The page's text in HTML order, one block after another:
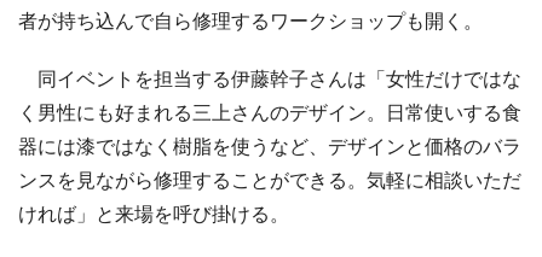
者が持ち込んで自ら修理するワークショップも開く。
同イベントを担当する伊藤幹子さんは「女性だけではな
く男性にも好まれる三上さんのデザイン。日常使いする食
器には漆ではなく樹脂を使うなど、デザインと価格のバラ
ンスを見ながら修理することができる。気軽に相談いただ
ければ」と来場を呼び掛ける。